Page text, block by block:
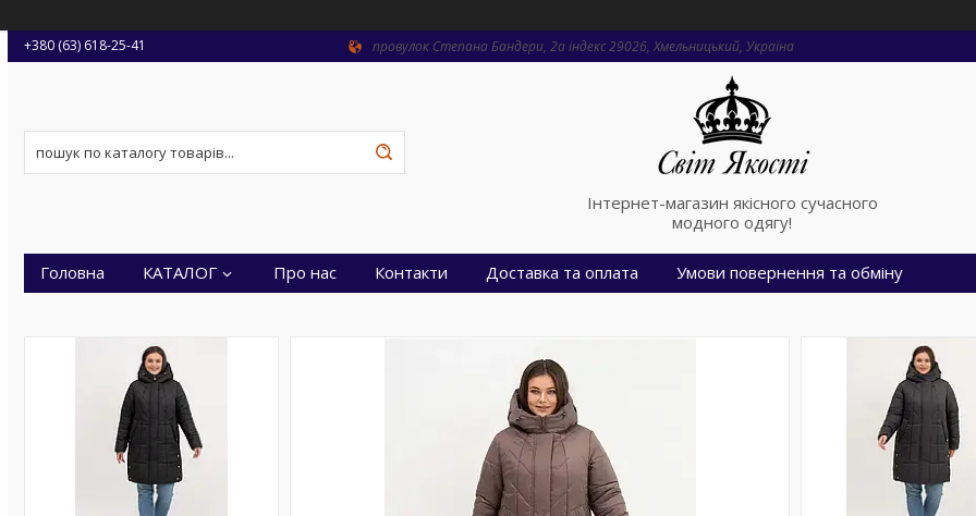
+380 (63) 618-25-41 провулок Степана Бандери, 2a індекс 29026, Хмельницький, Україна
Інтернет-магазин якісного сучасного
модного одягу!
Головна КАТАЛОГ Про нас Контакти Доставка та оплата Умови повернення та обміну